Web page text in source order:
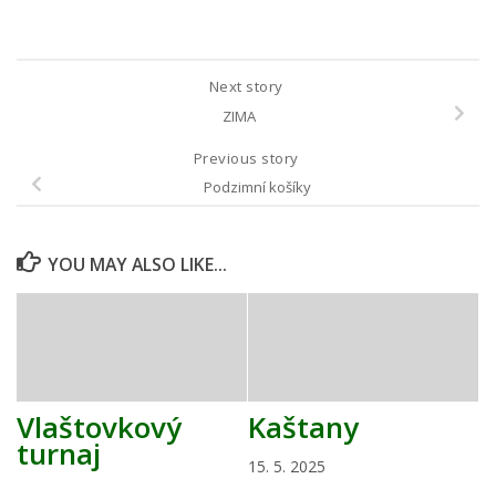
Next story
ZIMA
Previous story
Podzimní košíky
YOU MAY ALSO LIKE...
Vlaštovkový
turnaj
Kaštany
15. 5. 2025